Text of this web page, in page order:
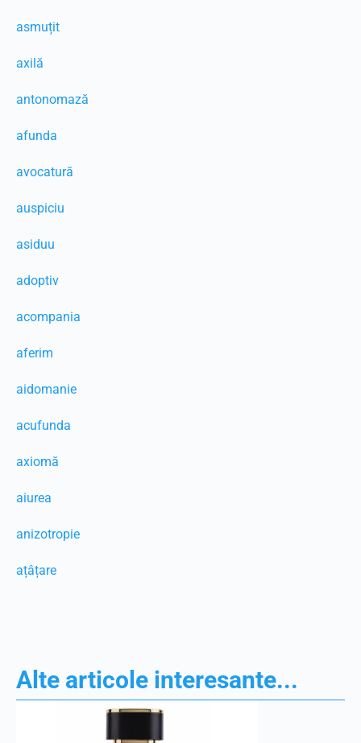
asmuțit
axilă
antonomază
afunda
avocatură
auspiciu
asiduu
adoptiv
acompania
aferim
aidomanie
acufunda
axiomă
aiurea
anizotropie
ațâțare
Alte articole interesante...